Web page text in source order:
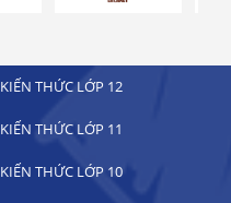
KIẾN THỨC LỚP 12
KIẾN THỨC LỚP 11
KIẾN THỨC LỚP 10